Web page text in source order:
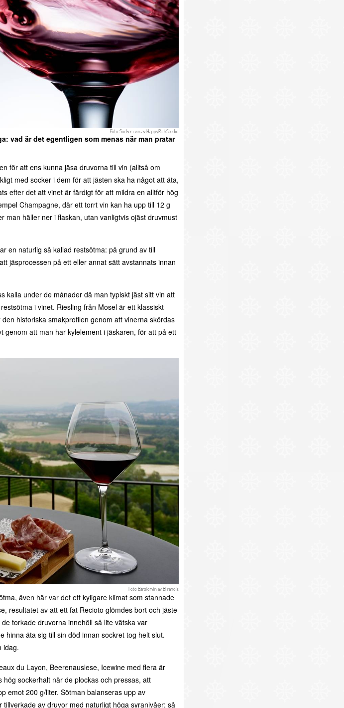
vad är det egentligen som menas när man pratar
för att ens kunna jäsa druvorna till vin (alltså om
med socker i dem för att jästen ska ha något att äta,
efter det att vinet är färdigt för att mildra en alltför hög
Champagne, där ett torrt vin kan ha upp till 12 g
man häller ner i flaskan, utan vanligtvis ojäst druvmust
en naturlig så kallad restsötma: på grund av till
jäsprocessen på ett eller annat sätt avstannats innan
kalla under de månader då man typiskt jäst sitt vin att
i vinet. Riesling från Mosel är ett klassiskt
historiska smakprofilen genom att vinerna skördas
att man har kylelement i jäskaren, för att på ett
Foto BarolorvinavBFranois
även här var det ett kyligare klimat som stannade
resultatet av att ett fat Recioto glömdes bort och jäste
torkade druvorna innehöll så lite vätska var
hinna äta sig till sin död innan sockret tog helt slut.
idag.
du Layon, Beerenauslese, Icewine med flera är
sockerhalt när de plockas och pressas, att
emot 200 g/liter. Sötman balanseras upp av
av druvor med naturligt höga syranivåer; så
Foto Socker i vinav HappyRichStudio